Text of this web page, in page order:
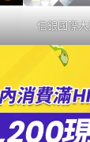
信銀國際